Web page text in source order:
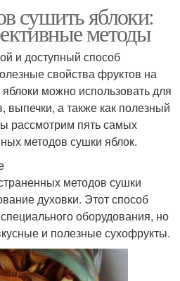
сушить яблоки:
методы
и доступный способ
свойства фруктов на
можно использовать для
выпечки, а также как полезный
рассмотрим пять самых
методов сушки яблок.
методов сушки
духовки. Этот способ
оборудования, но
и полезные сухофрукты.